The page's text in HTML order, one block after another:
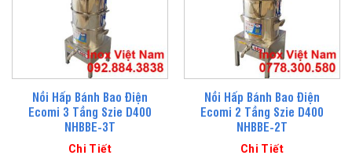
Nồi Hấp Bánh Bao Điện
Ecomi 3 Tầng Szie D400
NHBBE-3T
Chi Tiết
Nồi Hấp Bánh Bao Điện
Ecomi 2 Tầng Szie D400
NHBBE-2T
Chi Tiết